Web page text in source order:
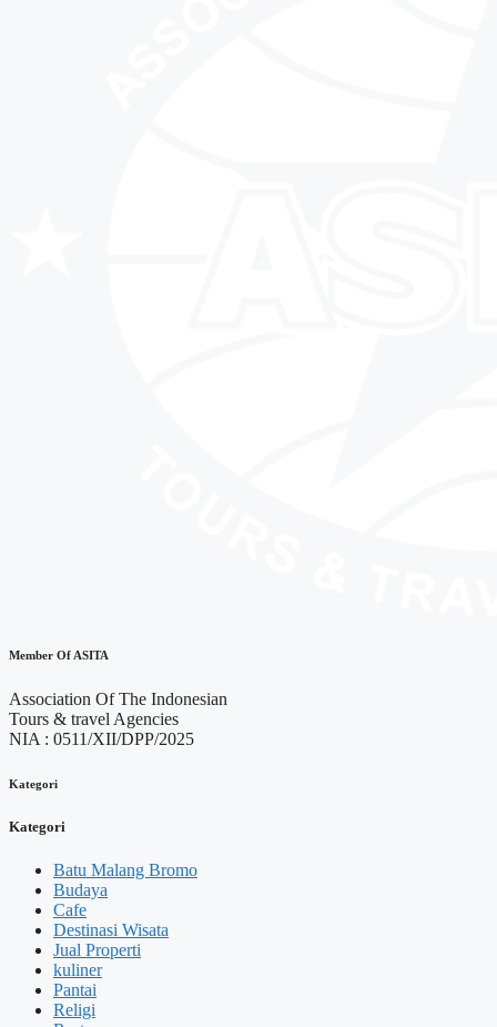
Member Of ASITA
Association Of The Indonesian
Tours & travel Agencies
NIA : 0511/XII/DPP/2025
Kategori
Kategori
Batu Malang Bromo
Budaya
Cafe
Destinasi Wisata
Jual Properti
kuliner
Pantai
Religi